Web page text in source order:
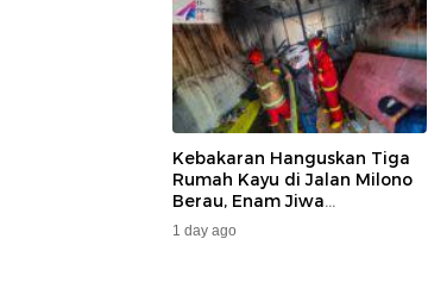
Kebakaran Hanguskan Tiga
Rumah Kayu di Jalan Milono
Berau, Enam Jiwa
Terdampak
1 day ago